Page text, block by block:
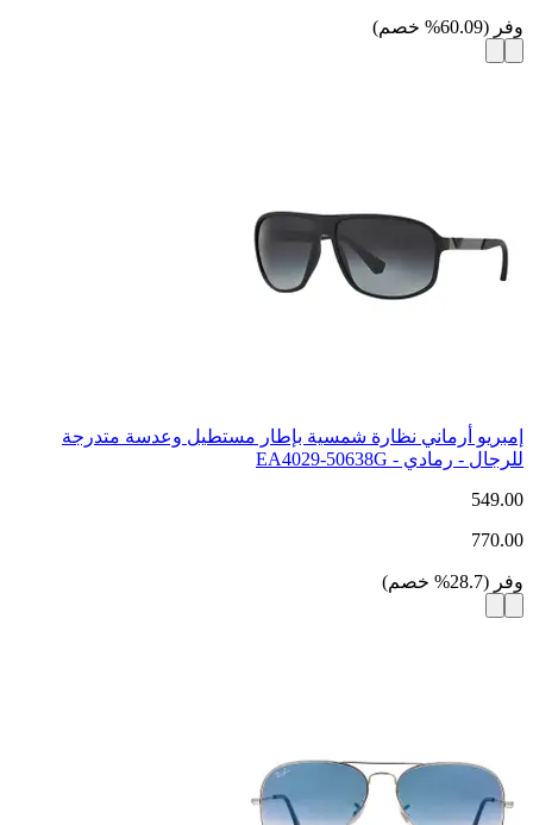
وفر (
60.09
% خصم)
إمبريو أرماني نظارة شمسية بإطار مستطيل وعدسة متدرجة
للرجال - رمادي - EA4029-50638G
549.00
770.00
وفر (
28.7
% خصم)